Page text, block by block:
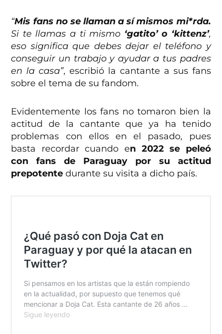
“Mis fans no se llaman a sí mismos mi*rda.
Si te llamas a ti mismo ‘gatito’ o ‘kittenz’,
eso significa que debes dejar el teléfono y
conseguir un trabajo y ayudar a tus padres
en la casa”, escribió la cantante a sus fans
sobre el tema de su fandom.
Evidentemente los fans no tomaron bien la
actitud de la cantante que ya ha tenido
problemas con ellos en el pasado, pues
basta recordar cuando en 2022 se peleó
con fans de Paraguay por su actitud
prepotentedurante su visita a dicho país.